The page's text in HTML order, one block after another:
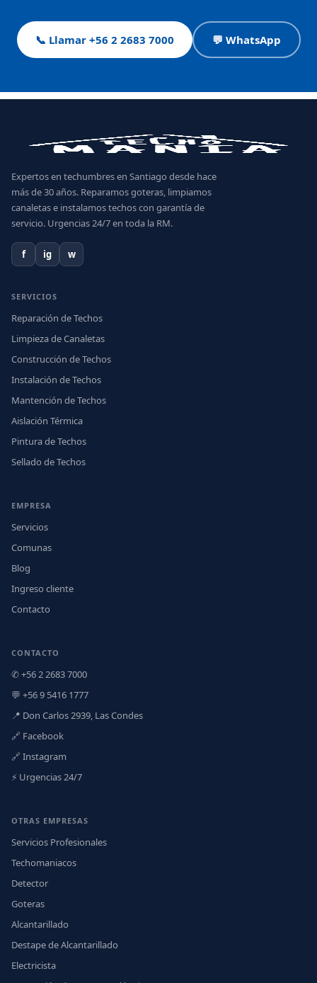
📞 Llamar +56 2 2683 7000 💬 WhatsApp
Expertos en techumbres en Santiago desde hace
más de 30 años. Reparamos goteras, limpiamos
canaletas e instalamos techos con garantía de
servicio. Urgencias 24/7 en toda la RM.
f ig w
SERVICIOS
Reparación de Techos
Limpieza de Canaletas
Construcción de Techos
Instalación de Techos
Mantención de Techos
Aislación Térmica
Pintura de Techos
Sellado de Techos
EMPRESA
Servicios
Comunas
Blog
Ingreso cliente
Contacto
CONTACTO
✆ +56 2 2683 7000
💬 +56 9 5416 1777
📍 Don Carlos 2939, Las Condes
🔗 Facebook
🔗 Instagram
⚡ Urgencias 24/7
OTRAS EMPRESAS
Servicios Profesionales
Techomaniacos
Detector
Goteras
Alcantarillado
Destape de Alcantarillado
Electricista